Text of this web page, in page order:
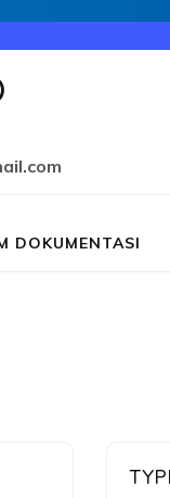
DOKUMENTASI